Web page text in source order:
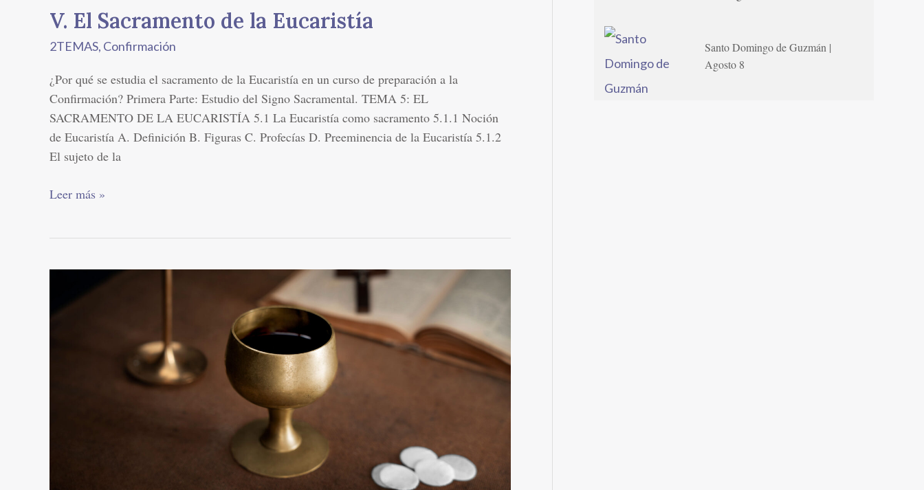
V. El Sacramento de la Eucaristía
2TEMAS, Confirmación
¿Por qué se estudia el sacramento de la Eucaristía en un curso de preparación a la
Confirmación? Primera Parte: Estudio del Signo Sacramental. TEMA 5: EL
SACRAMENTO DE LA EUCARISTÍA 5.1 La Eucaristía como sacramento 5.1.1 Noción
de Eucaristía A. Definición B. Figuras C. Profecías D. Preeminencia de la Eucaristía 5.1.2
El sujeto de la
Leer más »
grandeza
del
Santo Domingo de Guzmán |
Agosto 8